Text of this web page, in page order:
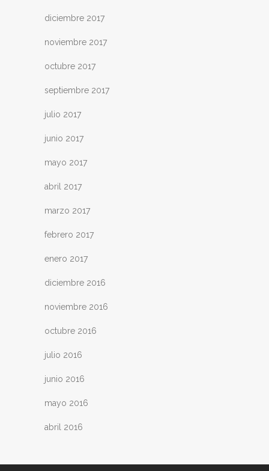
diciembre 2017
noviembre 2017
octubre 2017
septiembre 2017
julio 2017
junio 2017
mayo 2017
abril 2017
marzo 2017
febrero 2017
enero 2017
diciembre 2016
noviembre 2016
octubre 2016
julio 2016
junio 2016
mayo 2016
abril 2016